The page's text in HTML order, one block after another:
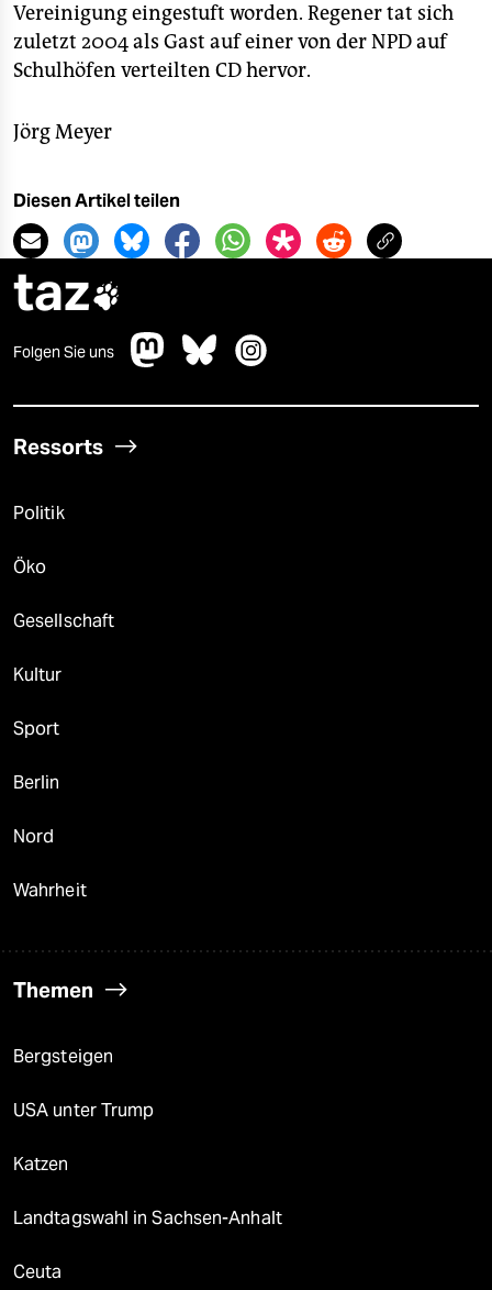
Vereinigung eingestuft worden. Regener tat sich
zuletzt 2004 als Gast auf einer von der NPD auf
Schulhöfen verteilten CD hervor.
Jörg Meyer
Diesen Artikel teilen
taz
Folgen Sie uns
Ressorts
Politik
Öko
Gesellschaft
Kultur
Sport
Berlin
Nord
Wahrheit
Themen
Bergsteigen
USA unter Trump
Katzen
Landtagswahl in Sachsen-Anhalt
Ceuta